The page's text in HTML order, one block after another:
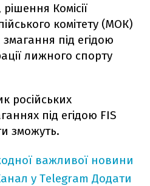
Комісії
комітету (МОК)
під егідою
лижного спорту
російських
під егідою FIS
зможуть.
важливої новини
у Telegram Додати